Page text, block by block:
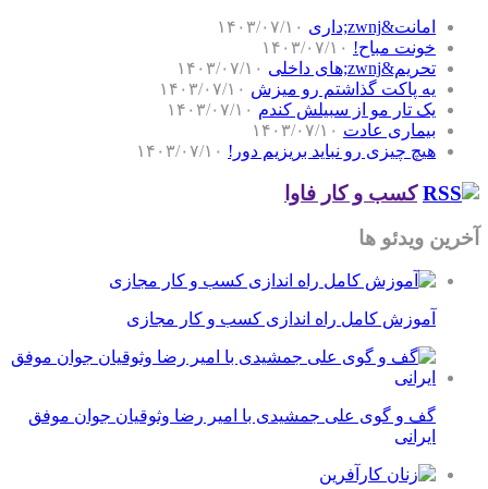
امانت&zwnj;داری
۱۴۰۳/۰۷/۱۰
خونت مباح! ۱۴۰۳/۰۷/۱۰
تحریم&zwnj;های داخلی
۱۴۰۳/۰۷/۱۰
یه پاکت گذاشتم رو میزش ۱۴۰۳/۰۷/۱۰
یک تار مو از سبیلش کندم ۱۴۰۳/۰۷/۱۰
بیماری عادت ۱۴۰۳/۰۷/۱۰
هیچ چیزی رو نباید بریزیم دور! ۱۴۰۳/۰۷/۱۰
کسب و کار فاوا
آخرین ویدئو ها
آموزش کامل راه اندازی کسب و کار مجازی
گف و گوی علی جمشیدی با امیر رضا وثوقیان جوان موفق
ایرانی